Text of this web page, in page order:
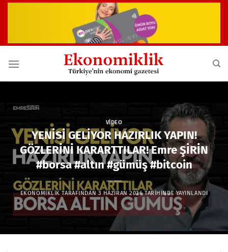
VIDEO
YENİSİ GELİYOR HAZIRLIK YAPIN!
GÖZLERİNİ KARARTTILAR! Emre ŞİRİN
#borsa #altın #gümüş #bitcoin
EKONOMIKLIKTARAFINDAN 3 HAZIRAN 2026TARIHINDE YAYINLANDI